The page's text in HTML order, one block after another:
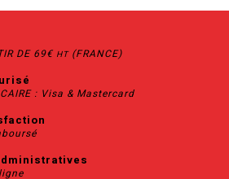
DE 69€ HT(FRANCE)
: Visa & Mastercard